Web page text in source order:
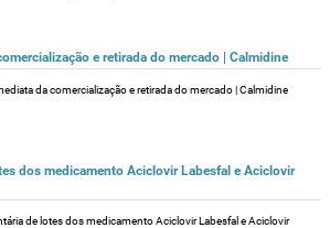
e retirada do mercado | Calmidine
da comercialização e retirada do mercado | Calmidine
dos medicamento Aciclovir Labesfal e Aciclovir
de lotes dos medicamento Aciclovir Labesfal e Aciclovir